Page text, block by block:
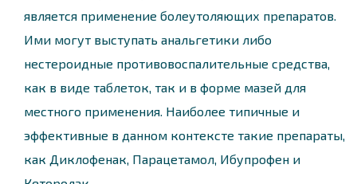
является применение болеутоляющих препаратов.
Ими могут выступать анальгетики либо
нестероидные противовоспалительные средства,
как в виде таблеток, так и в форме мазей для
местного применения. Наиболее типичные и
эффективные в данном контексте такие препараты,
как Диклофенак, Парацетамол, Ибупрофен и